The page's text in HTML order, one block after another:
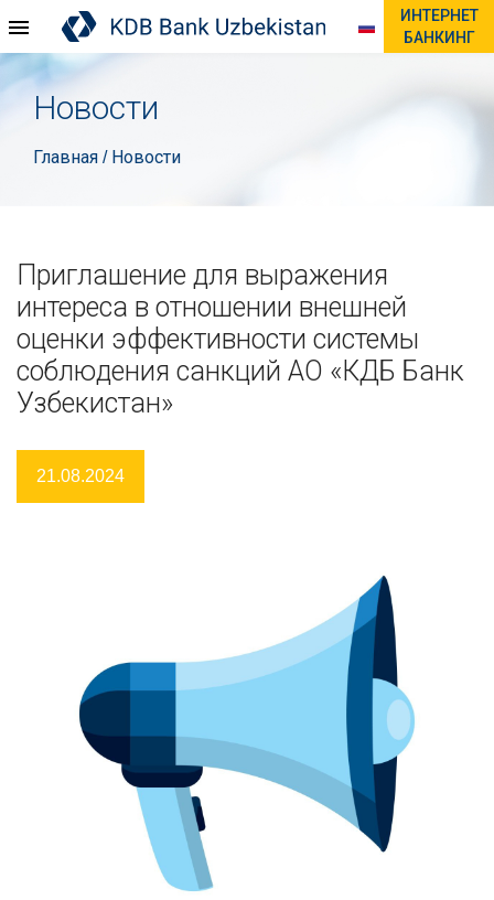
ИНТЕРНЕТ
БАНКИНГ
Новости
Главная / Новости
Приглашение для выражения
интереса в отношении внешней
оценки эффективности системы
соблюдения санкций АО «КДБ Банк
Узбекистан»
21.08.2024